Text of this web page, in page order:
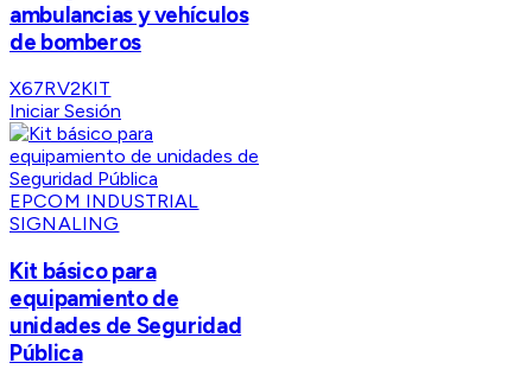
ambulancias y vehículos
de bomberos
X67RV2KIT
Iniciar Sesión
EPCOM INDUSTRIAL
SIGNALING
Kit básico para
equipamiento de
unidades de Seguridad
Pública